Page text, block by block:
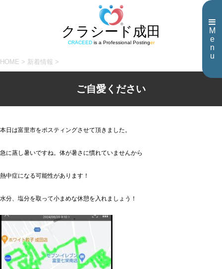
M
e
n
u
クラシード成田
CRACEEDis a Professional Postinger
HOME > 新着情報 >
ご自愛ください
本日は富里市をポスティングさせて頂きました。
急に蒸し暑いですね。体が暑さに慣れていませんから
熱中症になる可能性があります！
水分、塩分を取って小まめな休憩を入れましょう！